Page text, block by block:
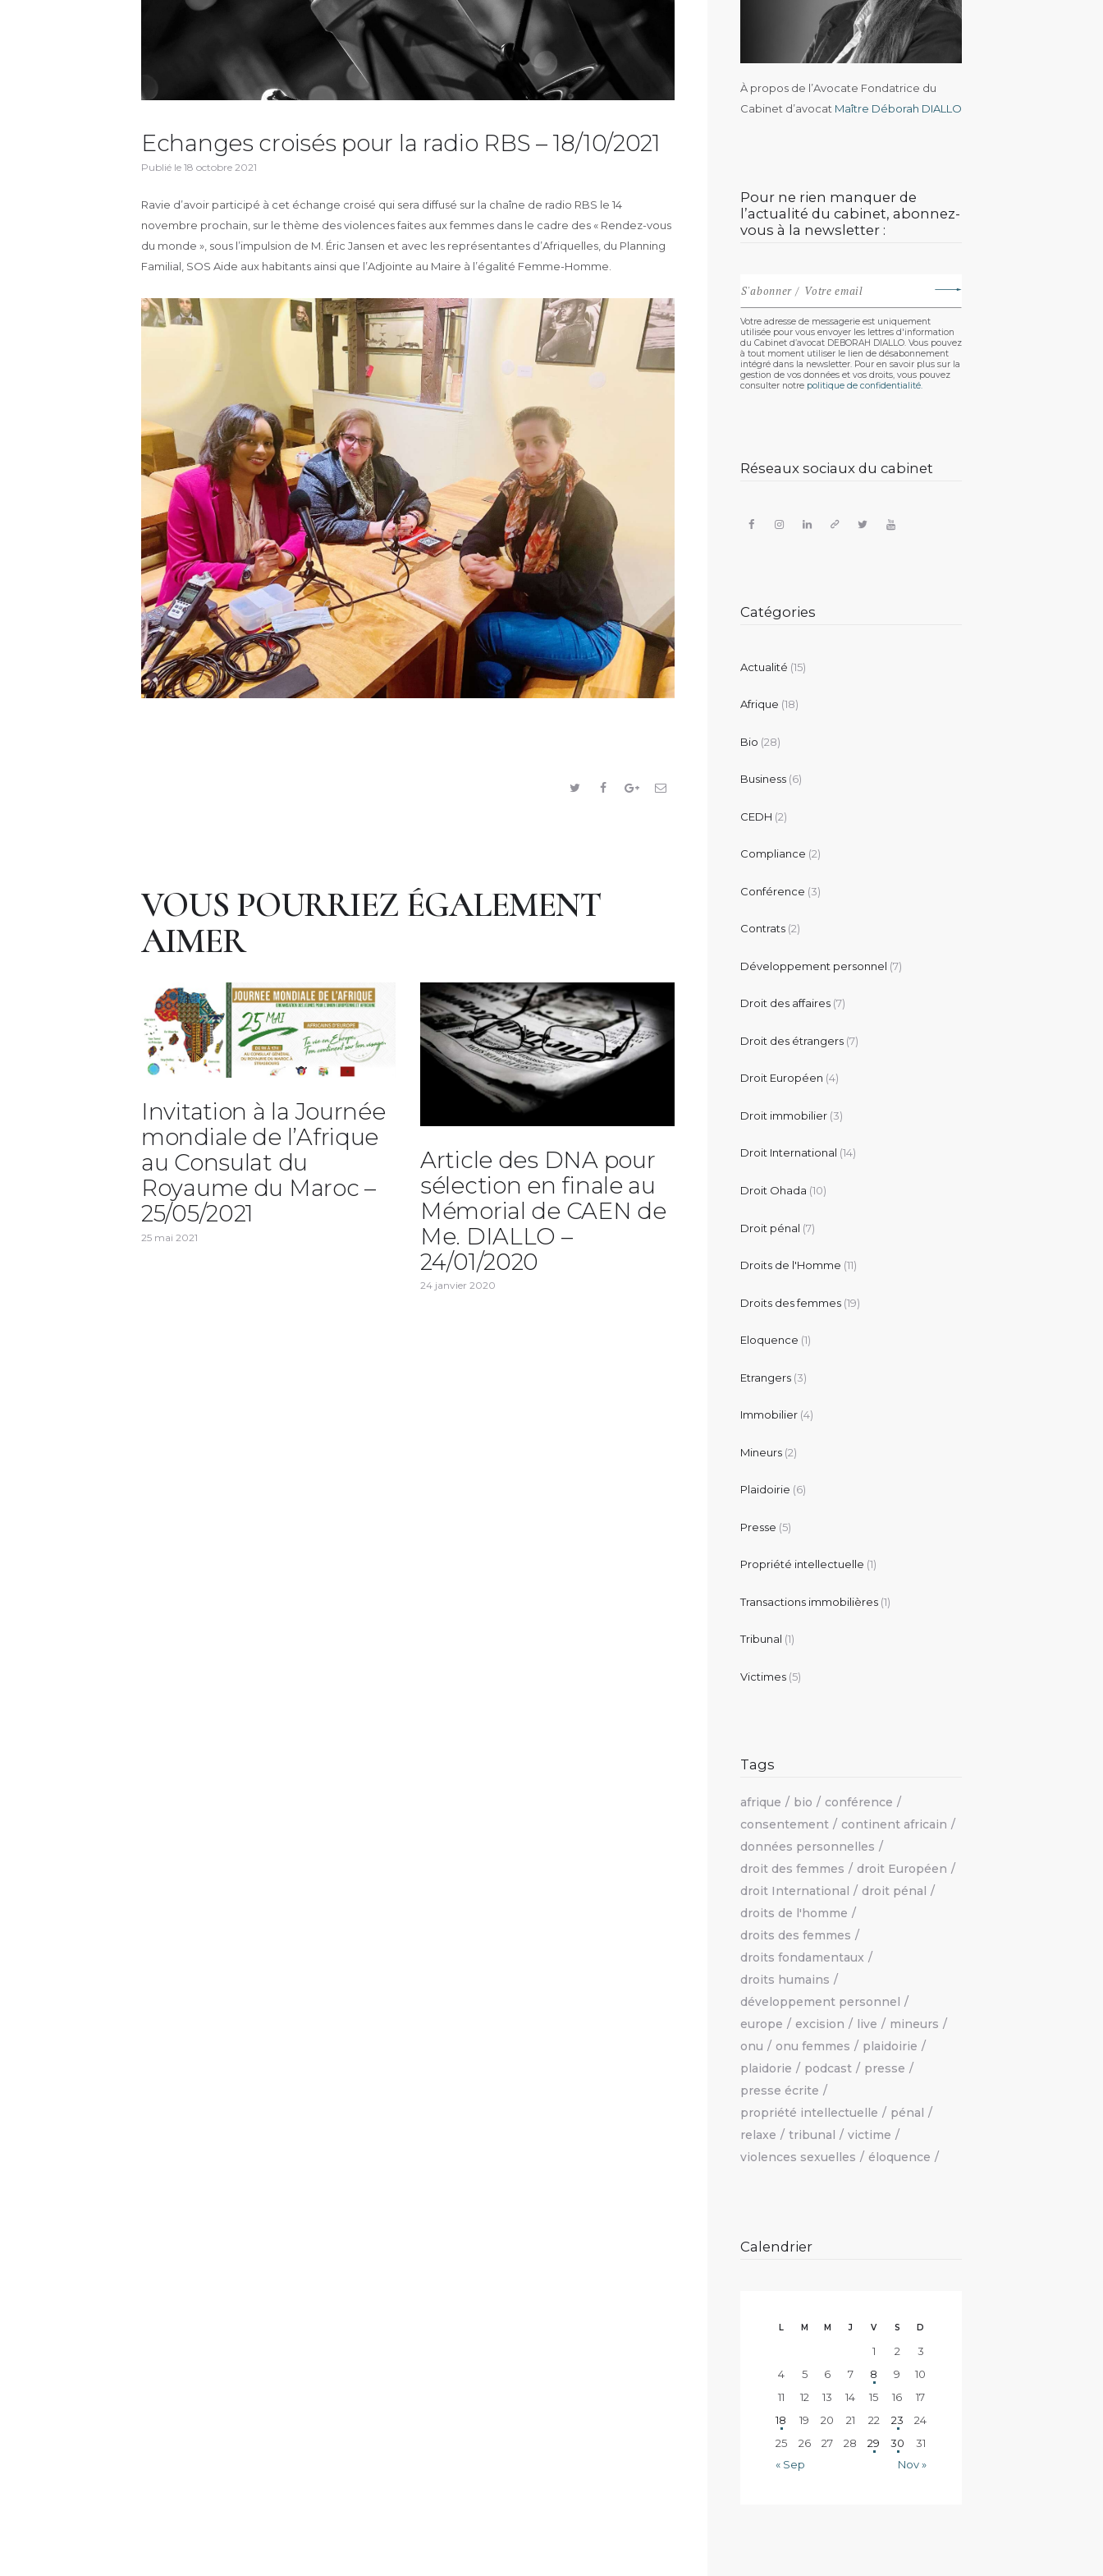
Echanges croisés pour la radio RBS – 18/10/2021
Publié le 18 octobre 2021
Ravie d’avoir participé à cet échange croisé qui sera diffusé sur la chaîne de radio RBS le 14
novembre prochain, sur le thème des violences faites aux femmes dans le cadre des « Rendez-vous
du monde », sous l’impulsion de M. Éric Jansen et avec les représentantes d’Afriquelles, du Planning
Familial, SOS Aide aux habitants ainsi que l’Adjointe au Maire à l’égalité Femme-Homme.
VOUS POURRIEZ ÉGALEMENT
AIMER
Invitation à la Journée
mondiale de l’Afrique
au Consulat du
Royaume du Maroc –
25/05/2021
25 mai 2021
Article des DNA pour
sélection en finale au
Mémorial de CAEN de
Me. DIALLO –
24/01/2020
24 janvier 2020
À propos de l’Avocate Fondatrice du
Cabinet d’avocat Maître Déborah DIALLO
Pour ne rien manquer de
l’actualité du cabinet, abonnez-
vous à la newsletter :
Votre adresse de messagerie est uniquement
utilisée pour vous envoyer les lettres d'information
du Cabinet d’avocat DEBORAH DIALLO. Vous pouvez
à tout moment utiliser le lien de désabonnement
intégré dans la newsletter. Pour en savoir plus sur la
gestion de vos données et vos droits, vous pouvez
consulter notre politique de confidentialité.
Réseaux sociaux du cabinet
Catégories
Actualité (15)
Afrique (18)
Bio (28)
Business (6)
CEDH (2)
Compliance (2)
Conférence (3)
Contrats (2)
Développement personnel (7)
Droit des affaires (7)
Droit des étrangers (7)
Droit Européen (4)
Droit immobilier (3)
Droit International (14)
Droit Ohada (10)
Droit pénal (7)
Droits de l'Homme (11)
Droits des femmes (19)
Eloquence (1)
Etrangers (3)
Immobilier (4)
Mineurs (2)
Plaidoirie (6)
Presse (5)
Propriété intellectuelle (1)
Transactions immobilières (1)
Tribunal (1)
Victimes (5)
Tags
afrique bio
conférence
consentement
continent africain
données personnelles
droit des femmes
droit Européen
droit International
droit pénal
droits de l'homme
droits des femmes
droits fondamentaux
droits humains
développement personnel
europe
excision live
mineurs
onu
onu femmes
plaidoirie
plaidorie
podcast
presse
presse écrite
propriété intellectuelle
pénal
relaxe
tribunal
victime
violences sexuelles
éloquence
Calendrier
L M M J V S D
1 2
3
4
5 6 7 8 9
10
11
12 13 14 15 16
17
18
19 20 21 22 23
24
25
26 27 28 29 30
31
« Sep
Nov »